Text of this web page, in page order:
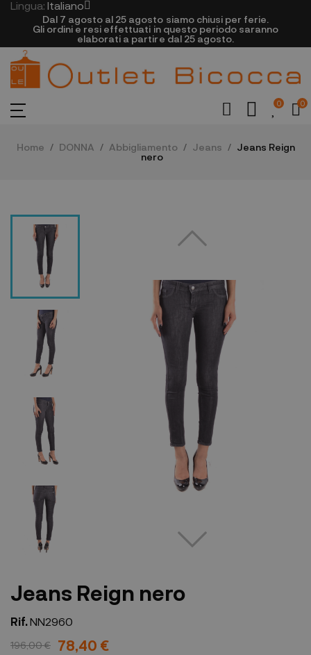
Lingua: Italiano
Dal 7 agosto al 25 agosto siamo chiusi per ferie.
Gli ordini e resi effettuati in questo periodo saranno
elaborati a partire dal 25 agosto.
0 0
Home DONNA Abbigliamento Jeans
Jeans Reign
nero
Jeans Reign nero
Rif.NN2960
196,00 € 78,40 €